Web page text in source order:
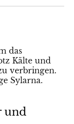
und